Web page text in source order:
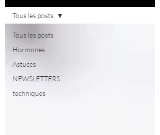
Tous les posts
Hormones
Astuces
NEWSLETTERS
techniques
Tous les posts